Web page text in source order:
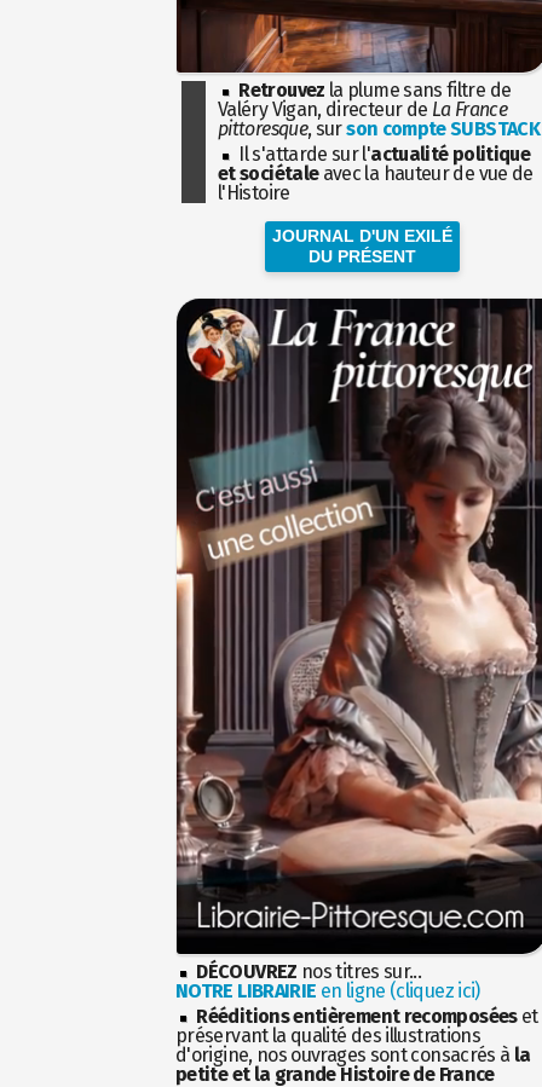
Retrouvez la plume sans filtre de
Valéry Vigan, directeur de La France
pittoresque, surson compte SUBSTACK
Il s'attarde sur l'actualité politique
et sociétaleavec la hauteur de vue de
l'Histoire
JOURNAL D'UN EXILÉ
DU PRÉSENT
DÉCOUVREZ nos titres sur...
NOTRE LIBRAIRIE en ligne (cliquez ici)
Rééditions entièrement recomposéeset
préservant la qualité des illustrations
d'origine, nos ouvrages sont consacrés à la
petite et la grande Histoire de France